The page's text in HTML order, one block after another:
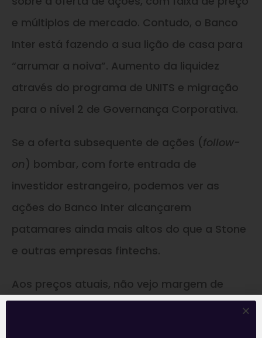
e múltiplos de mercado. Contudo, o Banco
Inter está fazendo a sua lição de casa para
“arrumar a noiva”. Aumento da liquidez
através do programa de UNITS e migração
para o nível 2 de Governança Corporativa.
Se a oferta subsequente de ações (follow-
on ) bombar, com forte entrada de
investidor estrangeiro, podemos ver as
ações do Banco Inter alcançarem
patamares ainda mais altos do que a Stone
e outras empresas fintechs.
Aos preços atuais, não vejo margem de
segurança para obter retorno no